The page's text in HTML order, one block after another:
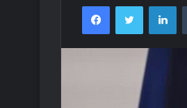
FacebookTwitter